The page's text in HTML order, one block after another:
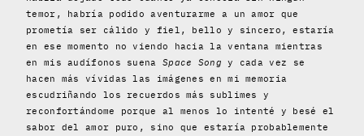
temor, habría podido aventurarme a un amor que
prometía ser cálido y fiel, bello y sincero, estaría
en ese momento no viendo hacia la ventana mientras
en mis audífonos suena Space Song y cada vez se
hacen más vívidas las imágenes en mi memoria
escudriñando los recuerdos más sublimes y
reconfortándome porque al menos lo intenté y besé el
sabor del amor puro, sino que estaría probablemente